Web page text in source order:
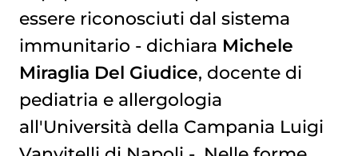
essere riconosciuti dal sistema
immunitario - dichiara Michele
Miraglia Del Giudice, docente di
pediatria e allergologia
all'Università della Campania Luigi